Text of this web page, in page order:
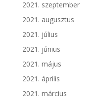
2021. szeptember
2021. augusztus
2021. július
2021. június
2021. május
2021. április
2021. március